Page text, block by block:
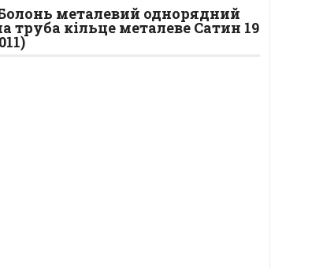
металевий однорядний
труба кільце металеве Сатин 19